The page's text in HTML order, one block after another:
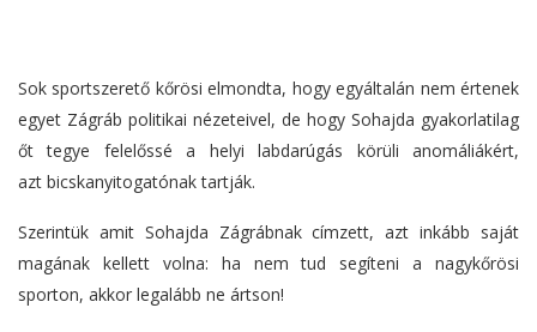
Sok sportszerető kőrösi elmondta, hogy egyáltalán nem értenek
egyet Zágráb politikai nézeteivel, de hogy Sohajda gyakorlatilag
őt tegye felelőssé a helyi labdarúgás körüli anomáliákért,
azt bicskanyitogatónak tartják.
Szerintük amit Sohajda Zágrábnak címzett, azt inkább saját
magának kellett volna: ha nem tud segíteni a nagykőrösi
sporton, akkor legalább ne ártson!